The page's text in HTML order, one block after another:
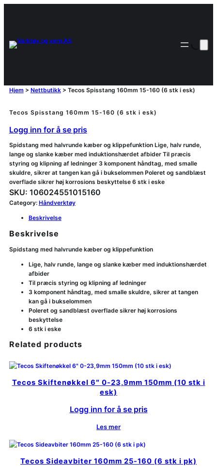
Hjem > Nettbutikk> Tecos Spisstang 160mm 15-160 (6 stk i esk)
Tecos Spisstang 160mm 15-160 (6 stk i esk)
Logg inn for å se pris
Spidstang med halvrunde kæber og klippefunktion Lige, halv runde,
lange og slanke kæber med induktionshærdet afbider Til præcis
styring og klipning af ledninger 3 komponent håndtag, med smalle
skuldre, sikrer at tangen kan gå i bukselommen Poleret og sandblæst
overflade sikrer høj korrosions beskyttelse 6 stk i eske
SKU: 106024551015160
Category: Håndverktøy
Beskrivelse
Beskrivelse
Spidstang med halvrunde kæber og klippefunktion
Lige, halv runde, lange og slanke kæber med induktionshærdet
afbider
Til præcis styring og klipning af ledninger
3 komponent håndtag, med smalle skuldre, sikrer at tangen
kan gå i bukselommen
Poleret og sandblæst overflade sikrer høj korrosions
beskyttelse
6 stk i eske
Related products
Tecos Skiftenøkkel 6″ 0-23,9mm 150mm (10 stk i
esk)
Logg inn for å se pris
Les mer
Tecos Sideavbiter 160mm 25-160 (6 stk i pk)